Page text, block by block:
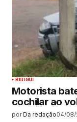
BIRIGUI
Motorista
cochilar ao
por Da redação04/08/